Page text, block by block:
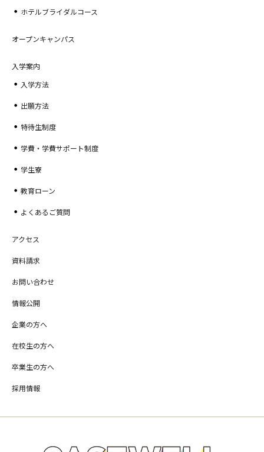
ホテルブライダルコース
オープンキャンパス
入学案内
入学方法
出願方法
特待生制度
学費・学費サポート制度
学生寮
教育ローン
よくあるご質問
アクセス
資料請求
お問い合わせ
情報公開
企業の方へ
在校生の方へ
卒業生の方へ
採用情報